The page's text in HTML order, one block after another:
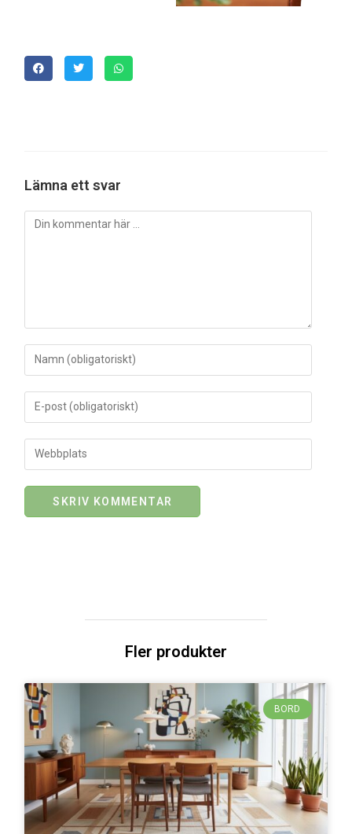
Lämna ett svar
Fler produkter
BORD